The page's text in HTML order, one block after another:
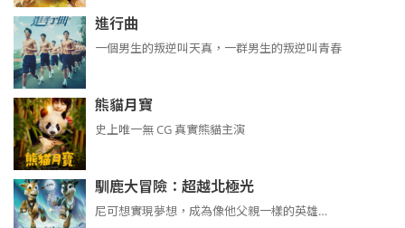
進行曲
​​​一個男生的叛逆叫天真，一群男生的叛逆叫青春
熊貓月寶
史上唯一無 CG 真實熊貓主演
馴鹿大冒險：超越北極光
尼可想實現夢想，成為像他父親一樣的英雄…